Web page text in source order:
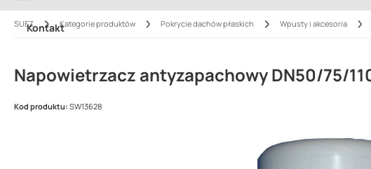
Kontakt
SUEZ Kategorie produktów Pokrycie dachów płaskich Wpusty i akcesoria
Napowietrzacz antyzapachowy DN50/75/
Kod produktu: SW13628